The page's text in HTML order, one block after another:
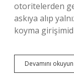
otoritelerden
askıya alıp
koyma
Devamını okuyun